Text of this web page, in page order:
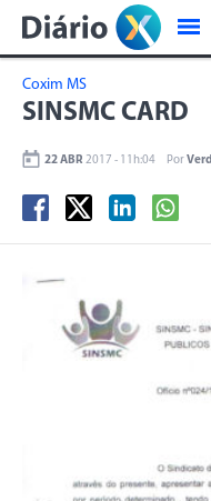
Coxim MS
SINSMC CARD
22 ABR 2017 - 11h:04 Por